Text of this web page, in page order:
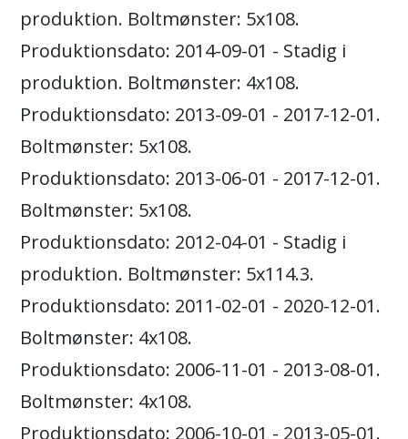
produktion. Boltmønster: 5x108.
Produktionsdato: 2014-09-01 - Stadig i
produktion. Boltmønster: 4x108.
Produktionsdato: 2013-09-01 - 2017-12-01.
Boltmønster: 5x108.
Produktionsdato: 2013-06-01 - 2017-12-01.
Boltmønster: 5x108.
Produktionsdato: 2012-04-01 - Stadig i
produktion. Boltmønster: 5x114.3.
Produktionsdato: 2011-02-01 - 2020-12-01.
Boltmønster: 4x108.
Produktionsdato: 2006-11-01 - 2013-08-01.
Boltmønster: 4x108.
Produktionsdato: 2006-10-01 - 2013-05-01.